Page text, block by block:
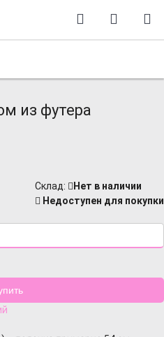
из футера
Cклад:
Нет в наличии
Недоступен для покупки